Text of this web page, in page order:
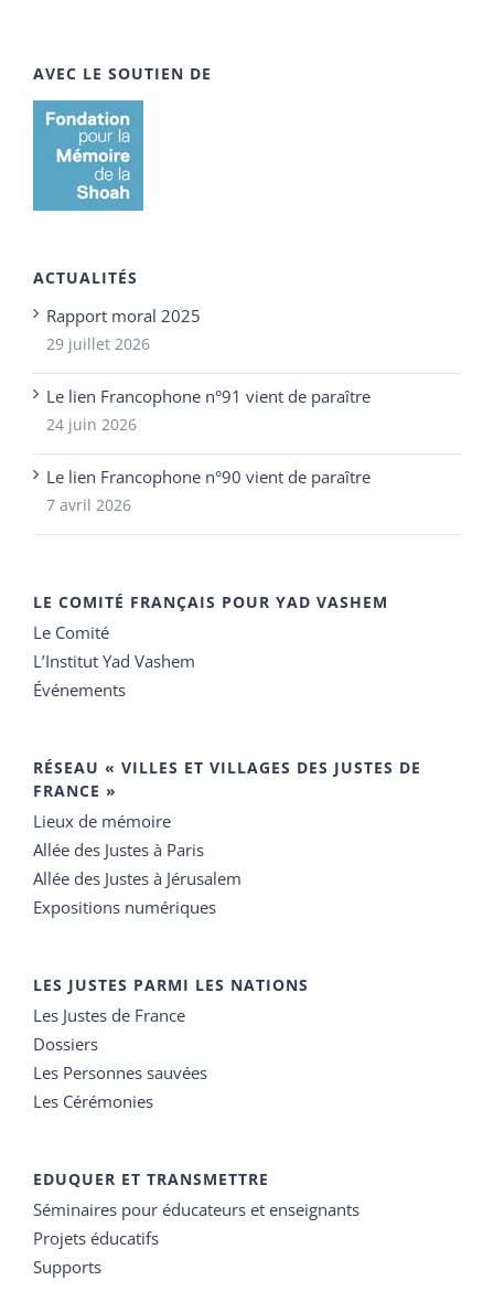
AVEC LE SOUTIEN DE
ACTUALITÉS
Rapport moral 2025
29 juillet 2026
Le lien Francophone n°91 vient de paraître
24 juin 2026
Le lien Francophone n°90 vient de paraître
7 avril 2026
LE COMITÉ FRANÇAIS POUR YAD VASHEM
Le Comité
L’Institut Yad Vashem
Événements
RÉSEAU « VILLES ET VILLAGES DES JUSTES DE
FRANCE »
Lieux de mémoire
Allée des Justes à Paris
Allée des Justes à Jérusalem
Expositions numériques
LES JUSTES PARMI LES NATIONS
Les Justes de France
Dossiers
Les Personnes sauvées
Les Cérémonies
EDUQUER ET TRANSMETTRE
Séminaires pour éducateurs et enseignants
Projets éducatifs
Supports